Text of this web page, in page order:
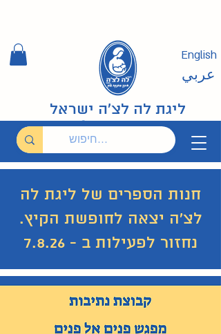
ליגת לה לצ'ה ישראל
English
عربي
חנות הספרים של ליגת לה
לצ'ה יצאה לחופשת הקיץ.
נחזור לפעילות ב - 7.8.26